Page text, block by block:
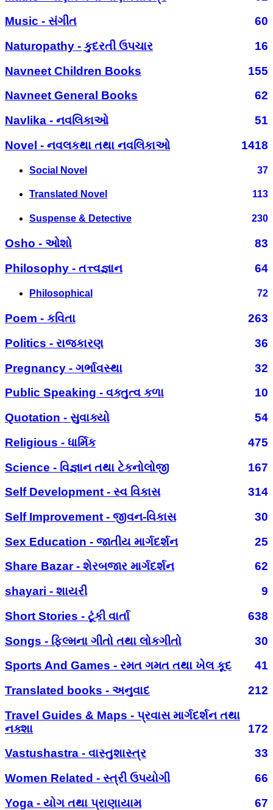
Music - સંગીત
60
Naturopathy - કુદરતી ઉપચાર
16
Navneet Children Books
155
Navneet General Books
62
Navlika - નવલિકાઓ
51
Novel - નવલકથા તથા નવલિકાઓ
1418
Social Novel 37
Translated Novel 113
Suspense & Detective 230
Osho - ઓશો
83
Philosophy - તત્ત્વજ્ઞાન
64
Philosophical 72
Poem - કવિતા
263
Politics - રાજકારણ
36
Pregnancy - ગર્ભાવસ્થા
32
Public Speaking - વક્તુત્વ કળા
10
Quotation - સુવાક્યો
54
Religious - ધાર્મિક
475
Science - વિજ્ઞાન તથા ટેકનોલોજી
167
Self Development - સ્વ વિકાસ
314
Self Improvement - જીવન-વિકાસ
30
Sex Education - જાતીય માર્ગદર્શન
25
Share Bazar - શેરબજાર માર્ગદર્શન
62
shayari - શાયરી
9
Short Stories - ટૂંકી વાર્તા
638
Songs - ફિલ્મના ગીતો તથા લોકગીતો
30
Sports And Games - રમત ગમત તથા ખેલ કૂદ
41
Translated books - અનુવાદ
212
Travel Guides & Maps - પ્રવાસ માર્ગદર્શન તથા
નક્શા
172
Vastushastra - વાસ્તુશાસ્ત્ર
33
Women Related - સ્ત્રી ઉપયોગી
66
Yoga - યોગ તથા પ્રાણાયામ
67